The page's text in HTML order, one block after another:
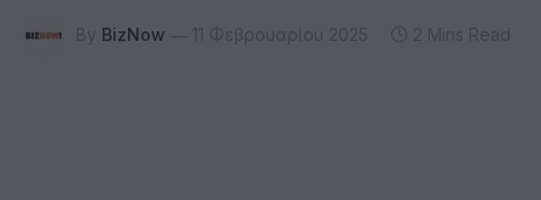
By BizNow 11 Φεβρουαρίου 2025 2 Mins Read